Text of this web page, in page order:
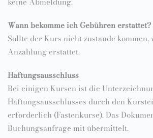
Wann bekomme ich Gebühren erstattet?
Sollte der Kurs nicht zustande
Anzahlung erstattet.
Haftungsausschluss
Bei einigen Kursen ist die
Haftungsausschlusses durch den
erforderlich (Fastenkurse). Das
Buchungsanfrage mit übermittelt.